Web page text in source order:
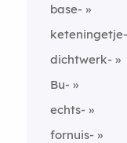
base-
keteningetje-
dichtwerk-
Bu-
echts-
fornuis-